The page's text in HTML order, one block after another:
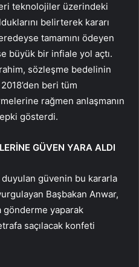
teknolojiler üzerindeki
belirterek kararı
tamamını ödeyen
büyük bir infiale yol açtı.
sözleşme bedelinin
beri tüm
rağmen anlaşmanın
gösterdi.
GÜVEN YARA ALDI
güvenin bu kararla
Başbakan Anwar,
gönderme yaparak
saçılacak konfeti